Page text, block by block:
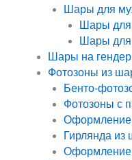
Шары для
Шары для
Шары для
Шары на гендер
Фотозоны из
Бенто-
Фотозоны с
Оформление
Гирлянда из